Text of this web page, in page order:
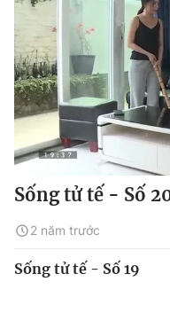
Sống tử tế - Số
2 năm trước
Sống tử tế - Số 19